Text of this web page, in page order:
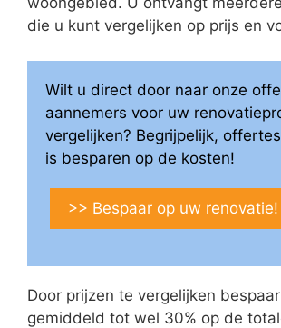
die u kunt vergelijken op prijs en
Wilt u direct door naar onze
aannemers voor uw
vergelijken? Begrijpelijk,
is besparen op de kosten!
>> Bespaar op uw renovatie!
Door prijzen te vergelijken
gemiddeld tot wel 30% op de